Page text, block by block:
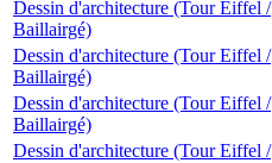
Dessin d'architecture (Tour Eiffel /
Baillairgé)
Dessin d'architecture (Tour Eiffel /
Baillairgé)
Dessin d'architecture (Tour Eiffel /
Baillairgé)
Dessin d'architecture (Tour Eiffel /